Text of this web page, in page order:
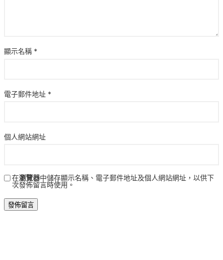
顯示名稱 *
電子郵件地址 *
個人網站網址
在瀏覽器中儲存顯示名稱、電子郵件地址及個人網站網址，以供下
次發佈留言時使用。